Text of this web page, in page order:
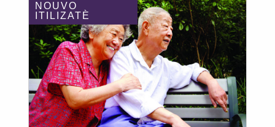
NOUVO
ITILIZATÈ